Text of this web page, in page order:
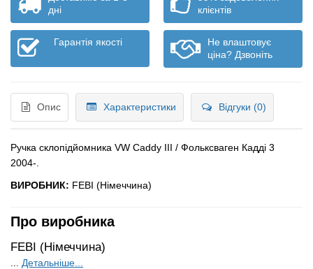
дні
клієнтів
Гарантія якості
Не влаштовує
ціна? Дзвоніть
Опис Характеристики Відгуки (0)
Ручка склопідйомника VW Caddy III / Фольксваген Кадді 3
2004-.
ВИРОБНИК: FEBI (Німеччина)
Про виробника
FEBI (Німеччина)
Детальніше...